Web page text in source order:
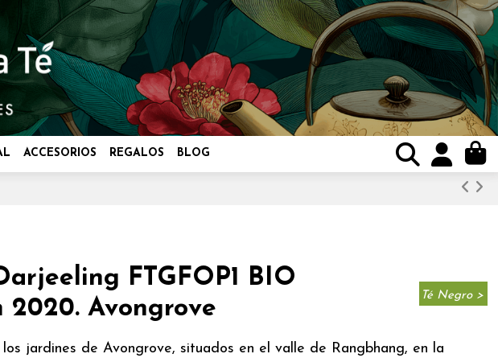
ACCESORIOS REGALOS BLOG
FTGFOP1 BIO
2020. Avongrove
Té Negro >
jardines de Avongrove, situados en el valle de Rangbhang, en la